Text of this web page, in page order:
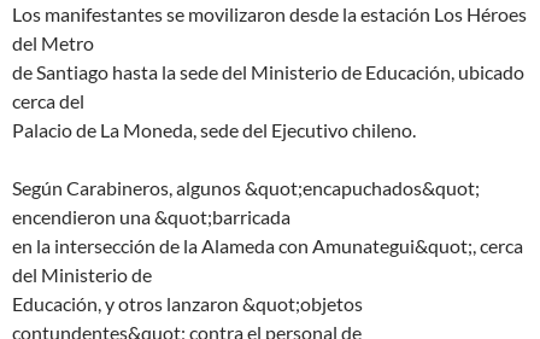
Los manifestantes se movilizaron desde la estación Los Héroes
del Metro
de Santiago hasta la sede del Ministerio de Educación, ubicado
cerca del
Palacio de La Moneda, sede del Ejecutivo chileno.
Según Carabineros, algunos &quot;encapuchados&quot;
encendieron una &quot;barricada
en la intersección de la Alameda con Amunategui&quot;, cerca
del Ministerio de
Educación, y otros lanzaron &quot;objetos
contundentes&quot; contra el personal de